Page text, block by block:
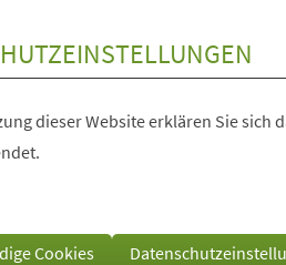
dieser Website erklären Sie sich
Cookies